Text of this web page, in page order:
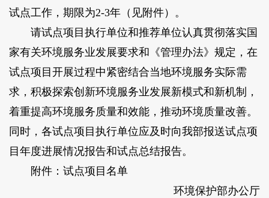
试点工作，期限为2-3年（见附件）。
请试点项目执行单位和推荐单位认真贯彻落实国
家有关环境服务业发展要求和《管理办法》规定，在
试点项目开展过程中紧密结合当地环境服务实际需
求，积极探索创新环境服务业发展新模式和新机制，
着重提高环境服务质量和效能，推动环境质量改善。
同时，各试点项目执行单位应及时向我部报送试点项
目年度进展情况报告和试点总结报告。
附件：试点项目名单
环境保护部办公厅